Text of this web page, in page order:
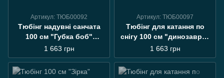
Артикул: ТЮБ00092
Тюбінг надувні санчата
100 см "Губка боб"
(Оксфорд, ПВХ) плюшка
для снігу
1 663 грн
Артикул: ТЮБ00097
Тюбінг для катання по
снігу 100 см "динозаври"
(Оксфорд, ПВХ) санки
ватрушка
1 663 грн